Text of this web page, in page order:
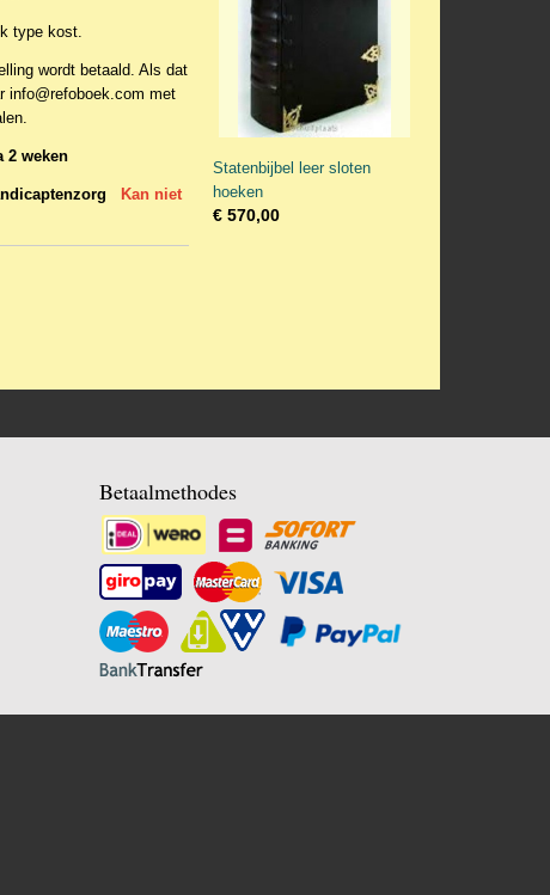
type kost.
wordt betaald. Als dat
info@refoboek.com met
2 weken
Kan niet
Statenbijbel leer sloten
hoeken
€ 570,00
Betaalmethodes